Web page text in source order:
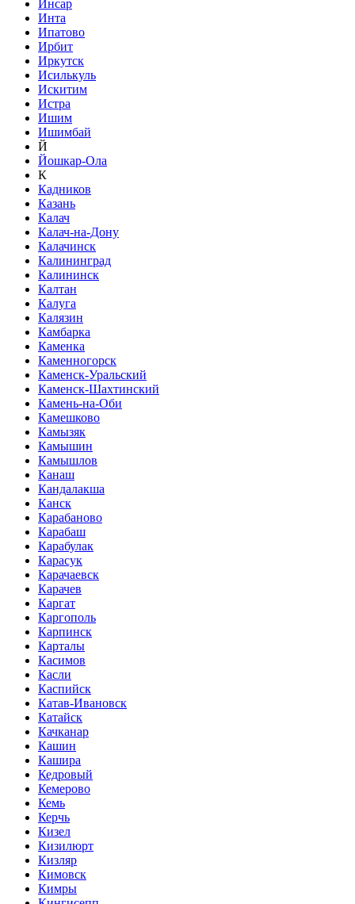
Инсар
Инта
Ипатово
Ирбит
Иркутск
Исилькуль
Искитим
Истра
Ишим
Ишимбай
Й
Йошкар-Ола
К
Кадников
Казань
Калач
Калач-на-Дону
Калачинск
Калининград
Калининск
Калтан
Калуга
Калязин
Камбарка
Каменка
Каменногорск
Каменск-Уральский
Каменск-Шахтинский
Камень-на-Оби
Камешково
Камызяк
Камышин
Камышлов
Канаш
Кандалакша
Канск
Карабаново
Карабаш
Карабулак
Карасук
Карачаевск
Карачев
Каргат
Каргополь
Карпинск
Карталы
Касимов
Касли
Каспийск
Катав-Ивановск
Катайск
Качканар
Кашин
Кашира
Кедровый
Кемерово
Кемь
Керчь
Кизел
Кизилюрт
Кизляр
Кимовск
Кимры